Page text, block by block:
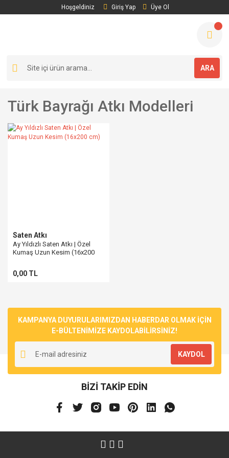
Hoşgeldiniz Giriş Yap Üye Ol
ARA
Türk Bayrağı Atkı Modelleri
Saten Atkı
Ay Yıldızlı Saten Atkı | Özel
Kumaş Uzun Kesim (16x200
0,00 TL
KAMPANYA DUYURULARIMIZDAN HABERDAR OLMAK İÇİN
E-BÜLTENİMİZE KAYDOLABİLİRSİNİZ!
KAYDOL
BİZİ TAKİP EDİN